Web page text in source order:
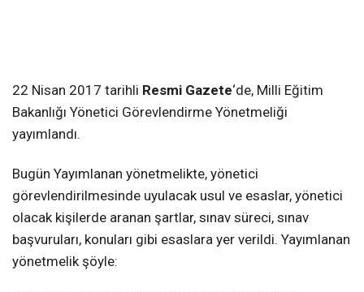
22 Nisan 2017 tarihli Resmi Gazete‘de, Milli Eğitim
Bakanlığı Yönetici Görevlendirme Yönetmeliği
yayımlandı.
Bugün Yayımlanan yönetmelikte, yönetici
görevlendirilmesinde uyulacak usul ve esaslar, yönetici
olacak kişilerde aranan şartlar, sınav süreci, sınav
başvuruları, konuları gibi esaslara yer verildi. Yayımlanan
yönetmelik şöyle: